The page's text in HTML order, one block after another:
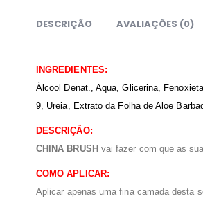
DESCRIÇÃO AVALIAÇÕES (0)
INGREDIENTES:
Álcool Denat., Aqua, Glicerina,
9, Ureia, Extrato da Folha de Aloe
DESCRIÇÃO:
CHINA BRUSH vai fazer com que as
COMO APLICAR:
Aplicar apenas uma fina camada desta